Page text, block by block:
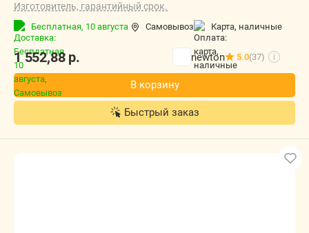
Изготовитель, гарантийный срок.
Бесплатная, 10 августа Самовывоз карта, наличные
1 552,88р. newton 5.0(37) i
В корзину
Быстрый заказ